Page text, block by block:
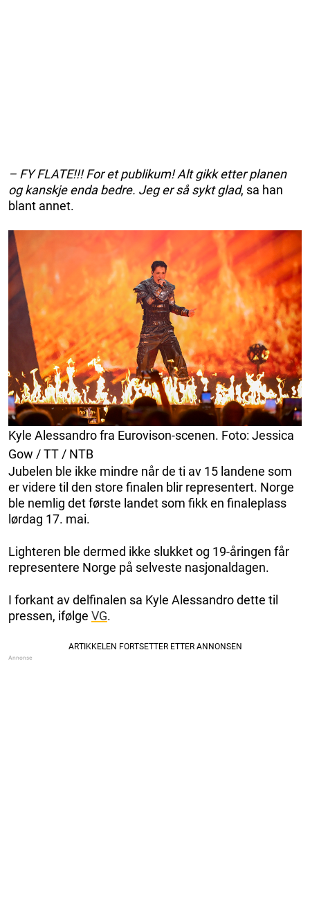
– FY FLATE!!! For et publikum! Alt gikk etter planen
og kanskje enda bedre. Jeg er så sykt glad, sa han
blant annet.
Kyle Alessandro fra Eurovison-scenen. Foto: Jessica
Gow / TT / NTB
Jubelen ble ikke mindre når de ti av 15 landene som
er videre til den store finalen blir representert. Norge
ble nemlig det første landet som fikk en finaleplass
lørdag 17. mai.
Lighteren ble dermed ikke slukket og 19-åringen får
representere Norge på selveste nasjonaldagen.
I forkant av delfinalen sa Kyle Alessandro dette til
pressen, ifølge VG.